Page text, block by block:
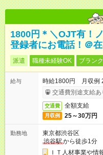
1800円＊＼OJT有！
登録者にお電話！＠
派遣 職種未経験OK ブラン
給与
時給1800円 月収例
交通費別途支給あ
交通費 全額支給
月収例 25～30万円
勤務地
東京都渋谷区
渋谷駅から徒歩1分
ＩＴ人材事業や